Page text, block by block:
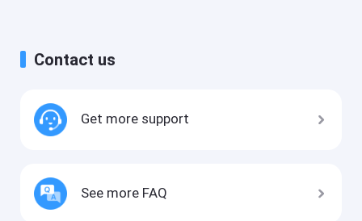
Contact us
Get more support
See more FAQ